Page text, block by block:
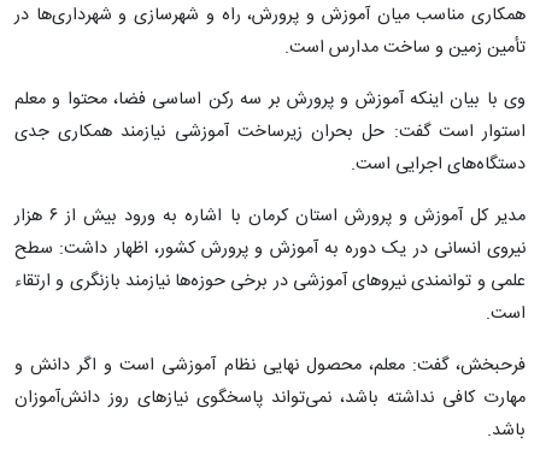
همکاری مناسب میان آموزش و پرورش، راه و شهرسازی و شهرداری‌ها در
تأمین زمین و ساخت مدارس است.
وی با بیان اینکه آموزش و پرورش بر سه رکن اساسی فضا، محتوا و معلم
استوار است گفت: حل بحران زیرساخت آموزشی نیازمند همکاری جدی
دستگاه‌های اجرایی است.
مدیر کل آموزش و پرورش استان کرمان با اشاره به ورود بیش از ۶ هزار
نیروی انسانی در یک دوره به آموزش و پرورش کشور، اظهار داشت: سطح
علمی و توانمندی نیروهای آموزشی در برخی حوزه‌ها نیازمند بازنگری و ارتقاء
است.
فرحبخش، گفت: معلم، محصول نهایی نظام آموزشی است و اگر دانش و
مهارت کافی نداشته باشد، نمی‌تواند پاسخگوی نیازهای روز دانش‌آموزان
باشد.